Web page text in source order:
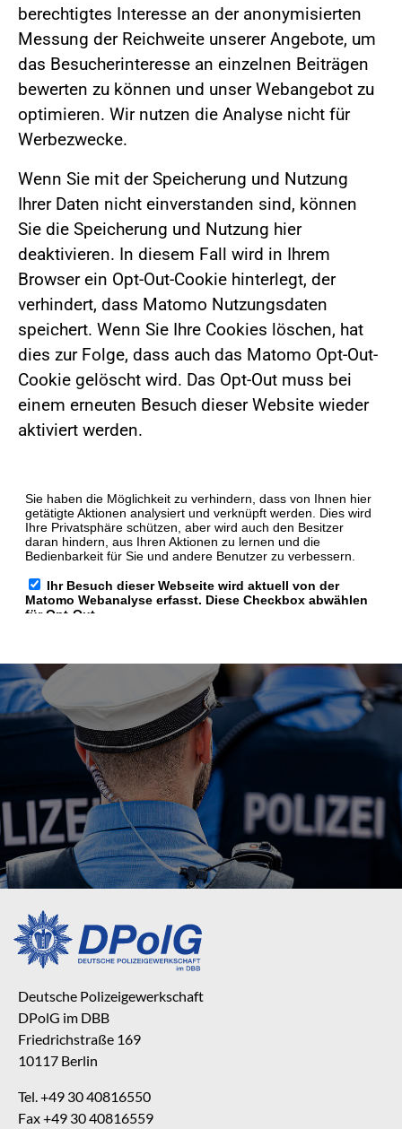
berechtigtes Interesse an der anonymisierten
Messung der Reichweite unserer Angebote, um
das Besucherinteresse an einzelnen Beiträgen
bewerten zu können und unser Webangebot zu
optimieren. Wir nutzen die Analyse nicht für
Werbezwecke.
Wenn Sie mit der Speicherung und Nutzung
Ihrer Daten nicht einverstanden sind, können
Sie die Speicherung und Nutzung hier
deaktivieren. In diesem Fall wird in Ihrem
Browser ein Opt-Out-Cookie hinterlegt, der
verhindert, dass Matomo Nutzungsdaten
speichert. Wenn Sie Ihre Cookies löschen, hat
dies zur Folge, dass auch das Matomo Opt-Out-
Cookie gelöscht wird. Das Opt-Out muss bei
einem erneuten Besuch dieser Website wieder
aktiviert werden.
Deutsche Polizeigewerkschaft
DPolG im DBB
Friedrichstraße 169
10117 Berlin
Tel. +49 30 40816550
Fax +49 30 40816559